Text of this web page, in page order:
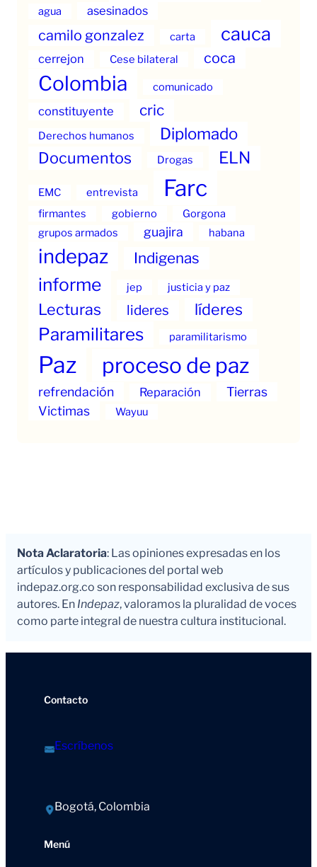
agua asesinados
camilo gonzalez carta cauca
cerrejon Cese bilateral coca
Colombia comunicado
constituyente cric
Derechos humanos Diplomado
Documentos Drogas ELN
EMC entrevista Farc
firmantes gobierno
Gorgona
grupos armados
guajira habana
indepaz Indigenas
informe jep justicia y paz
Lecturas lideres líderes
Paramilitares paramilitarismo
Paz proceso de paz
refrendación Reparación
Tierras
Victimas
Wayuu
Nota Aclaratoria: Las opiniones expresadas en los
artículos y publicaciones del portal web
indepaz.org.co son responsabilidad exclusiva de sus
autores. En Indepaz, valoramos la pluralidad de voces
como parte integral de nuestra cultura institucional.
Contacto
Escríbenos
Bogotá, Colombia
Menú